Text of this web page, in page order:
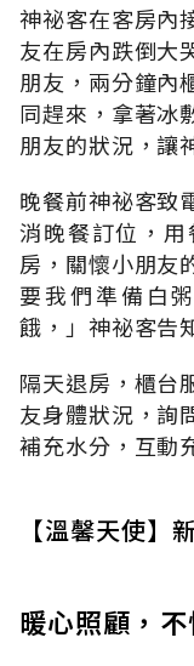
神祕客在客房內
友在房內跌倒大
朋友，兩分鐘內
同趕來，拿著冰
朋友的狀況，讓
晚餐前神祕客致
消晚餐訂位，
房，關懷小朋友
要我們準備白
餓，」神祕客告
隔天退房，櫃台
友身體狀況，詢
補充水分，互動
【溫馨天使】
暖心照顧，